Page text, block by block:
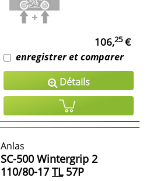
106,25€
enregistrer et comparer
Détails
Anlas
SC-500 Wintergrip 2
110/80-17 TL57P